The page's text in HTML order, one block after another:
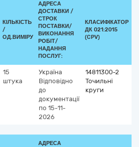
КІЛЬКІСТЬ
/
ОД.ВИМІРУ
АДРЕСА
ДОСТАВКИ /
СТРОК
ПОСТАВКИ/
ВИКОНАННЯ
РОБІТ/
НАДАННЯ
ПОСЛУГ:
КЛАСИФІКАТОР
ДК 021:2015
(CPV)
15
штука
Україна
Відповідно
до
документації
по 15-11-
2026
14811300-2
Точильні
круги
АДРЕСА